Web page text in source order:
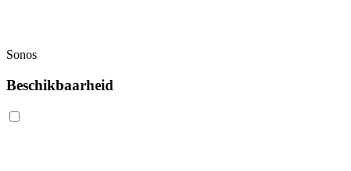
Sonos
Beschikbaarheid